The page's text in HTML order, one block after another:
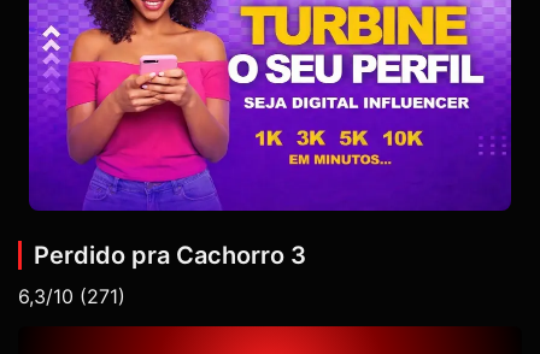
Perdido pra Cachorro 3
6,3/10 (271)